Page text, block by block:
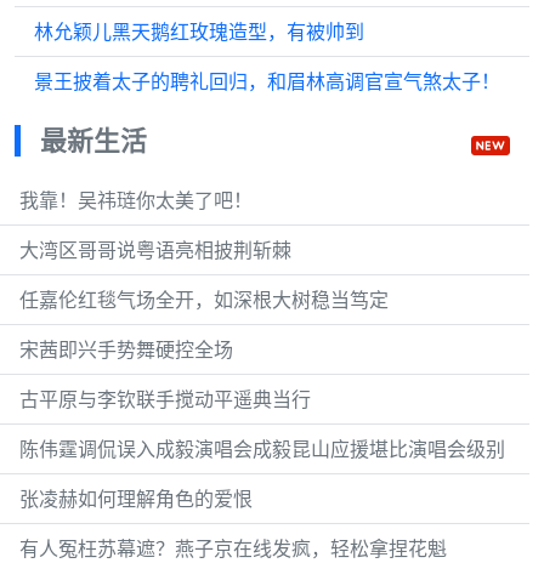
林允颖儿黑天鹅红玫瑰造型，有被帅到
景王披着太子的聘礼回归，和眉林高调官宣气煞太子！
最新生活
我靠！吴祎琏你太美了吧！
大湾区哥哥说粤语亮相披荆斩棘
任嘉伦红毯气场全开，如深根大树稳当笃定
宋茜即兴手势舞硬控全场
古平原与李钦联手搅动平遥典当行
陈伟霆调侃误入成毅演唱会成毅昆山应援堪比演唱会级别
张凌赫如何理解角色的爱恨
有人冤枉苏幕遮？燕子京在线发疯，轻松拿捏花魁